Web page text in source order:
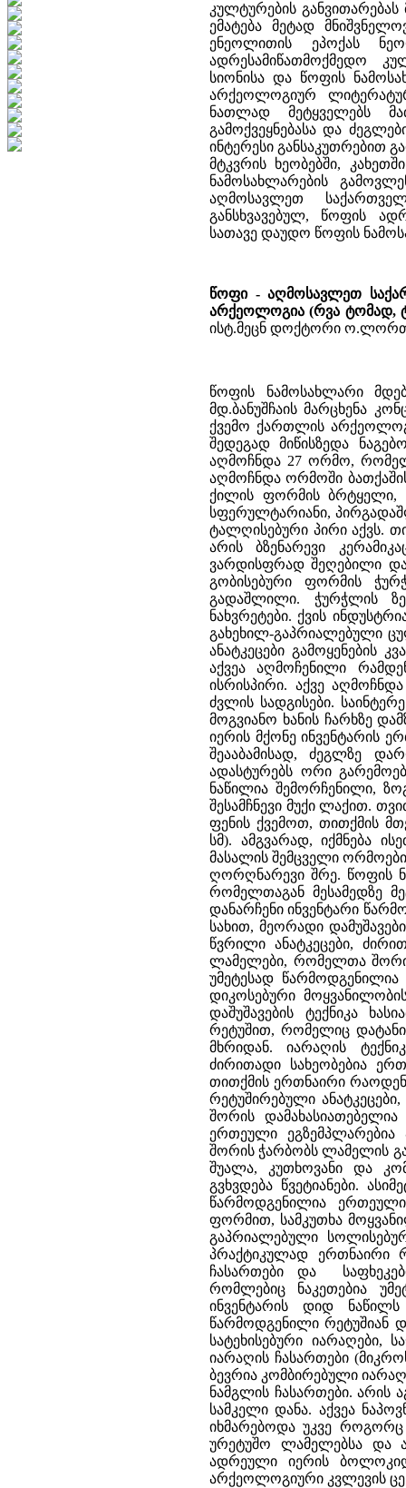
კულტურების
ემატება მეტად
ენეოლითის ეპოქას
ადრესამიწათმოქმედო
სიონისა და წოფის
არქეოლოგიურ
ნათლად მეტყველებს
გამოქვეყნებასა და
ინტერესი განსაკუთრებით
მტკვრის ხეობებში,
ნამოსახლარების
აღმოსავლეთ
განსხვავებულ, წოფის
სათავე დაუდო წოფის
წოფი - აღმოსავლეთ
არქეოლოგია (რვა ტომად,
ისტ.მეცნ დოქტორი
წოფის ნამოსახლარი
მდ.ბანუშჩაის მარცხენა
ქვემო ქართლის
შედეგად მიწისზედა
აღმოჩნდა 27 ორმო,
აღმოჩნდა ორმოში
ქილის ფორმის ბრტყელი,
სფერულტარიანი,
ტალღისებური პირი აქვს.
არის ბზენარევი
ვარდისფრად შეღებილი და
გობისებური ფორმის
გადაშლილი. ჭურჭლის
ნახვრეტები. ქვის
გახეხილ-გაპრიალებული
ანატკეცები გამოყენების
აქვეა აღმოჩენილი
ისრისპირი. აქვე
ძვლის სადგისები.
მოგვიანო ხანის ჩარხზე
იერის მქონე ინვენტარის
შეააბამისად, ძეგლზე
ადასტურებს ორი
ნაწილია შემორჩენილი,
შესამჩნევი მუქი ლაქით.
ფენის ქვემოთ, თითქმის
სმ). ამგვარად, იქმნება
მასალის შემცველი
ღორღნარევი შრე. წოფის
რომელთაგან მესამედზე
დანარჩენი ინვენტარი
სახით, მეორადი
წვრილი ანატკეცები,
ლამელები, რომელთა
უმეტესად
დიკოსებური
დაშუშავების ტექნიკა
რეტუშით, რომელიც
მხრიდან. იარაღის
ძირითადი სახეობებია
თითქმის ერთნაირი
რეტუშირებული ანატკეცები,
შორის
ერთეული ეგზემპლარებია
შორის ჭარბობს ლამელის
შუალა, კუთხოვანი და
გვხვდება წვეტიანები.
წარმოდგენილია
ფორმით, სამკუთხა
გაპრიალებული
პრაქტიკულად ერთნაირი
ჩასართები და
რომლებიც ნაკეთებია
ინვენტარის დიდ
წარმოდგენილი რეტუშიან
სატეხისებური
იარაღის ჩასართები
ბევრია კომბირებული
ნამგლის ჩასართები. არის
სამკელი დანა. აქვეა
იხმარებოდა უკვე როგორც
ურეტუშო ლამელებსა და
ადრეული იერის
არქეოლოგიური კვლევის